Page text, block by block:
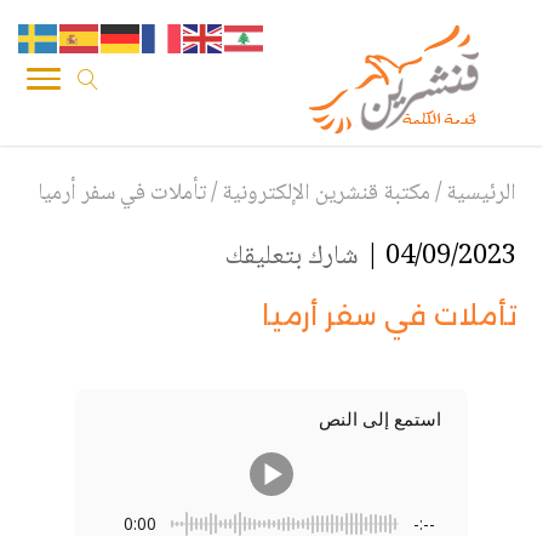
الرئيسية/مكتبة قنشرين الإلكترونية/تأملات في سفر أرميا
04/09/2023 | شارك بتعليقك
تأملات في سفر أرميا
استمع إلى النص
0:00 -:--